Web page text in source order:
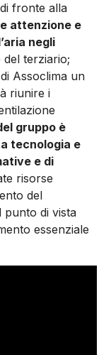
di fronte alla
attenzione e
negli
del terziario;
Assoclima un
riunire i
gruppo è
tecnologia e
e di
risorse
del
punto di vista
essenziale